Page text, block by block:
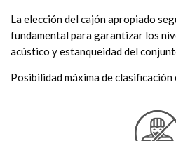
La elección del cajón apropiado
fundamental para garantizar los
acústico y estanqueidad del
Posibilidad máxima de